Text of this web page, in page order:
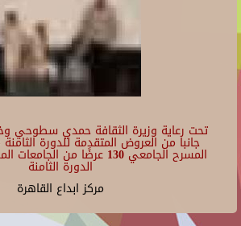
تحت رعاية وزيرة الثقافة حمدي سطوحي
جانبا من العروض المتقدمة للدورة
المسرح الجامعي 130 عرضًا من
الدورة الثامنة
مركز ابداع القاهرة